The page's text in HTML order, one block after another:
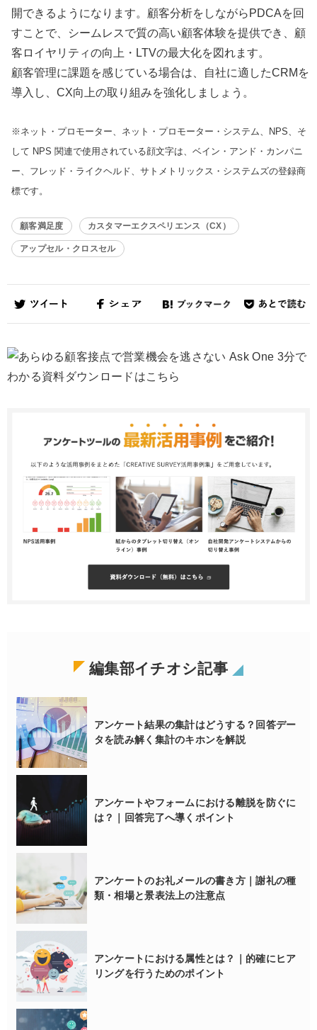
開できるようになります。顧客分析をしながらPDCAを回
すことで、シームレスで質の高い顧客体験を提供でき、顧
客ロイヤリティの向上・LTVの最大化を図れます。
顧客管理に課題を感じている場合は、自社に適したCRMを
導入し、CX向上の取り組みを強化しましょう。
※ネット・プロモーター、ネット・プロモーター・システム、NPS、そ
して NPS 関連で使用されている顔文字は、ベイン・アンド・カンパニ
ー、フレッド・ライクヘルド、サトメトリックス・システムズの登録商
標です。
顧客満足度 カスタマーエクスペリエンス（CX）
アップセル・クロスセル
編集部イチオシ記事
アンケート結果の集計はどうする？回答デー
タを読み解く集計のキホンを解説
アンケートやフォームにおける離脱を防ぐに
は？｜回答完了へ導くポイント
アンケートのお礼メールの書き方｜謝礼の種
類・相場と景表法上の注意点
アンケートにおける属性とは？｜的確にヒア
リングを行うためのポイント